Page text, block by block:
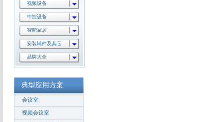
视频设备
中控设备
智能家居
安装辅件及其它
品牌大全
典型应用方案
会议室
视频会议室